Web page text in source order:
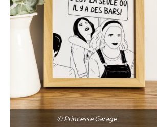
© Princesse Garage